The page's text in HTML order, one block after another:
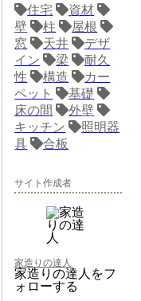
住宅
資材
壁
柱
屋根
窓
天井
デザ
イン
梁
耐久
性
構造
カー
ペット
基礎
床の間
外壁
キッチン
照明器
具
合板
サイト作成者
家造りの達人
家造りの達人をフ
ォローする